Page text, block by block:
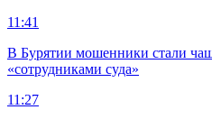
11:41
В Бурятии мошенники стали
«сотрудниками суда»
11:27